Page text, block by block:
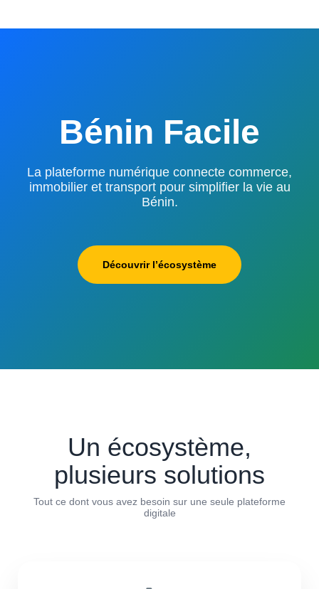
Bénin Facile
La plateforme numérique connecte commerce,
immobilier et transport pour simplifier la vie au
Bénin.
Découvrir l’écosystème
Un écosystème,
plusieurs solutions
Tout ce dont vous avez besoin sur une seule plateforme
digitale